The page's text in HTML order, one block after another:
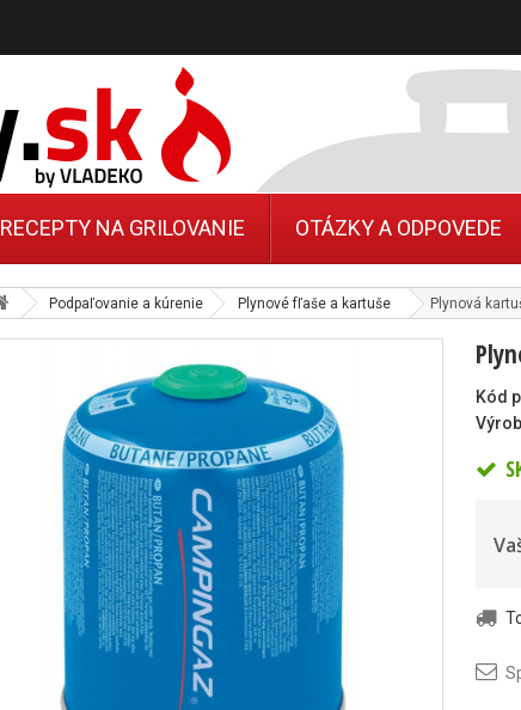
Podpaľovanie a kúrenie Plynové fľaše a kartuše Plynová
Kód
RECEPTY NA GRILOVANIE OTÁZKY A ODPOVEDE